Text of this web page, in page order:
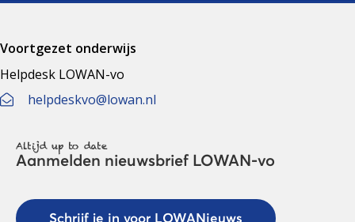
Voortgezet onderwijs
Helpdesk LOWAN-vo
helpdeskvo@lowan.nl
Altijd up to date
Aanmelden nieuwsbrief LOWAN-vo